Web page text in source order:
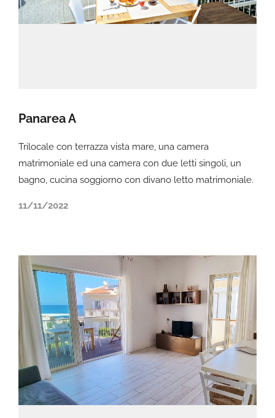
Panarea A
Trilocale con terrazza vista mare, una camera
matrimoniale ed una camera con due letti singoli, un
bagno, cucina soggiorno con divano letto matrimoniale.
11/11/2022